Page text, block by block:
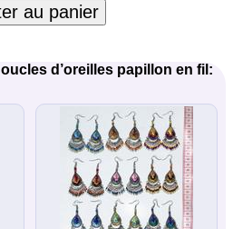
au panier
d’oreilles papillon en fil: